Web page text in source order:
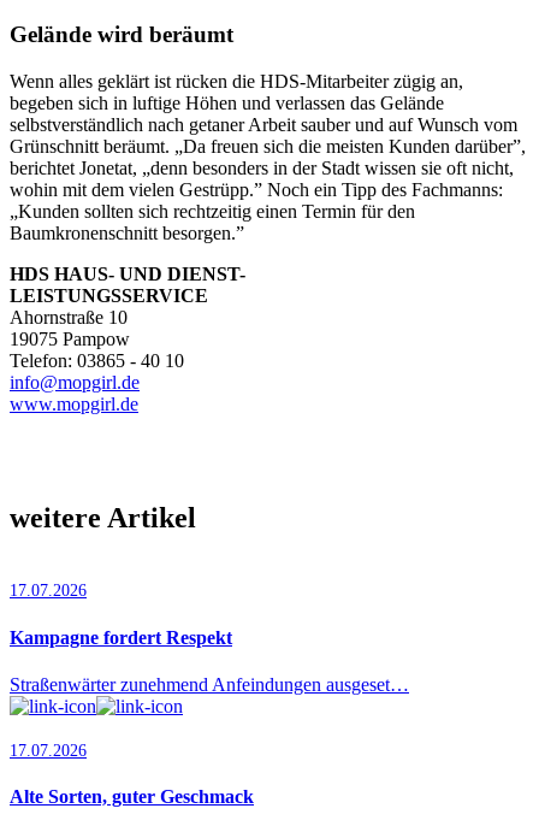
Gelände wird beräumt
Wenn alles geklärt ist rücken die HDS-Mitarbeiter zügig an,
begeben sich in luftige Höhen und verlassen das Gelände
selbstverständlich nach getaner Arbeit sauber und auf Wunsch vom
Grünschnitt beräumt. „Da freuen sich die meisten Kunden darüber”,
berichtet Jonetat, „denn besonders in der Stadt wissen sie oft nicht,
wohin mit dem vielen Gestrüpp.” Noch ein Tipp des Fachmanns:
„Kunden sollten sich rechtzeitig einen Termin für den
Baumkronenschnitt besorgen.”
HDS HAUS- UND DIENST-
LEISTUNGSSERVICE
Ahornstraße 10
19075 Pampow
Telefon: 03865 - 40 10
info@mopgirl.de
www.mopgirl.de
weitere Artikel
17.07.2026
Kampagne fordert Respekt
Straßenwärter zunehmend Anfeindungen ausgeset…
17.07.2026
Alte Sorten, guter Geschmack